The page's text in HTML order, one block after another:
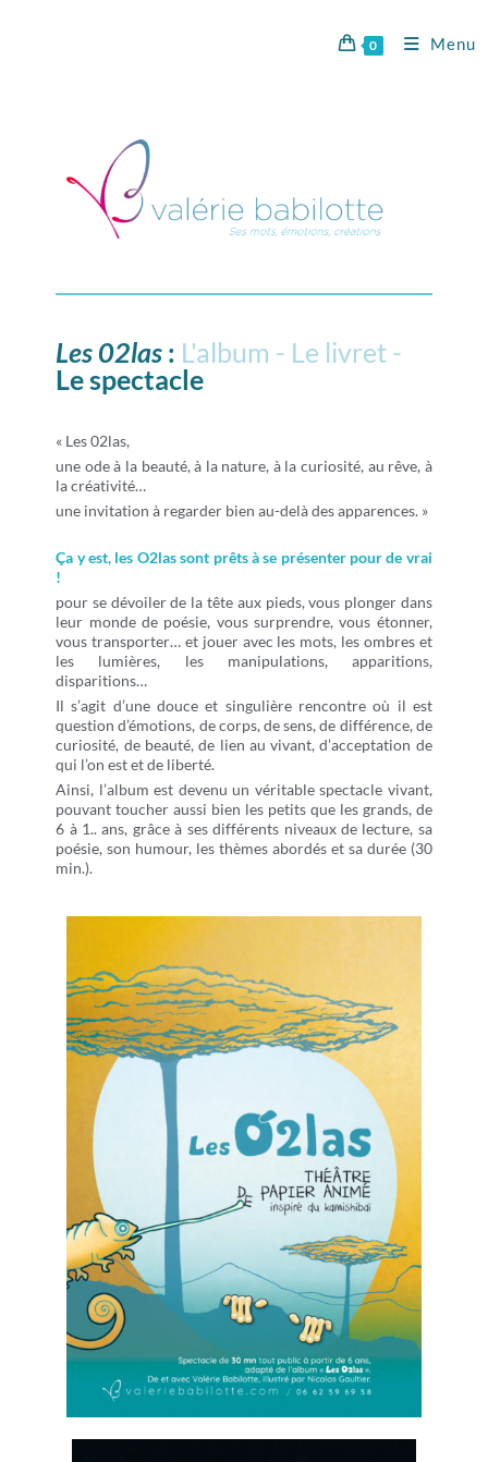
0 Menu
Les 02las : L'album - Le livret -
Le spectacle
« Les 02las,
une ode à la beauté, à la nature, à la curiosité, au rêve, à
la créativité…
une invitation à regarder bien au-delà des apparences. »
Ça y est, les O2las sont prêts à se présenter pour de vrai
!
pour se dévoiler de la tête aux pieds, vous plonger dans
leur monde de poésie, vous surprendre, vous étonner,
vous transporter… et jouer avec les mots, les ombres et
les lumières, les manipulations, apparitions,
disparitions…
Il s’agit d’une douce et singulière rencontre où il est
question d’émotions, de corps, de sens, de différence, de
curiosité, de beauté, de lien au vivant, d’acceptation de
qui l’on est et de liberté.
Ainsi, l’album est devenu un véritable spectacle vivant,
pouvant toucher aussi bien les petits que les grands, de
6 à 1.. ans, grâce à ses différents niveaux de lecture, sa
poésie, son humour, les thèmes abordés et sa durée (30
min.).